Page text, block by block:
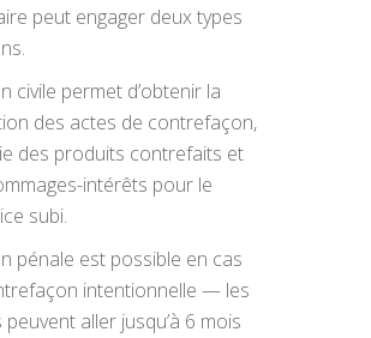
peut engager deux types
civile permet d’obtenir la
des actes de contrefaçon,
des produits contrefaits et
intérêts pour le
subi.
pénale est possible en cas
intentionnelle — les
peuvent aller jusqu’à 6 mois